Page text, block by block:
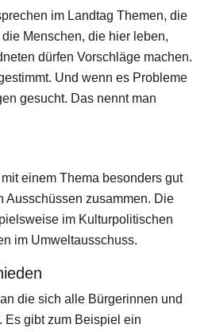
im Landtag Themen, die
Menschen, die hier leben,
dürfen Vorschläge machen.
Und wenn es Probleme
gesucht. Das nennt man
einem Thema besonders gut
Ausschüssen zusammen. Die
im Kulturpolitischen
im Umweltausschuss.
die sich alle Bürgerinnen und
Es gibt zum Beispiel ein